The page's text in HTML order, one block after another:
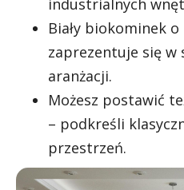
Biały biokominek
zaprezentuje się w
aranżacji.
Możesz postawić
– podkreśli
przestrzeń.